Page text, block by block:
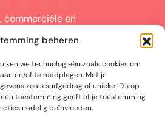
beheren
we technologieën zoals cookies om
en/of te raadplegen. Met je
zoals surfgedrag of unieke ID's op
toestemming geeft of je toestemming
nadelig beïnvloeden.
commerciële en